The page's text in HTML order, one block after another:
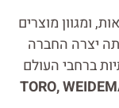
ומגוון מוצרים
יצרה החברה
ברחבי העולם
TORO,